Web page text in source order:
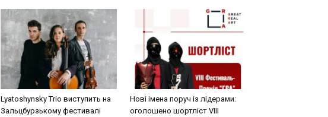
Lyatoshynsky Trio виступить на
Зальцбурзькому фестивалі
Нові імена поруч із лідерами:
оголошено шортліст VIII